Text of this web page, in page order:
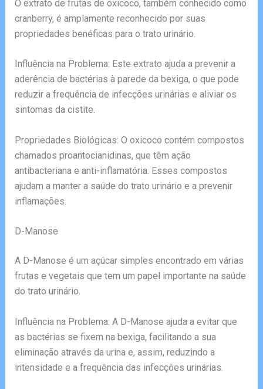
O extrato de frutas de oxicoco, também conhecido como
cranberry, é amplamente reconhecido por suas
propriedades benéficas para o trato urinário.
Influência na Problema: Este extrato ajuda a prevenir a
aderência de bactérias à parede da bexiga, o que pode
reduzir a frequência de infecções urinárias e aliviar os
sintomas da cistite.
Propriedades Biológicas: O oxicoco contém compostos
chamados proantocianidinas, que têm ação
antibacteriana e anti-inflamatória. Esses compostos
ajudam a manter a saúde do trato urinário e a prevenir
inflamações.
D-Manose
A D-Manose é um açúcar simples encontrado em várias
frutas e vegetais que tem um papel importante na saúde
do trato urinário.
Influência na Problema: A D-Manose ajuda a evitar que
as bactérias se fixem na bexiga, facilitando a sua
eliminação através da urina e, assim, reduzindo a
intensidade e a frequência das infecções urinárias.